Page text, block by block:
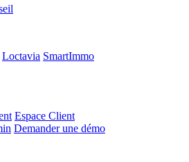
Loctavia SmartImmo
Espace Client
Demander une démo